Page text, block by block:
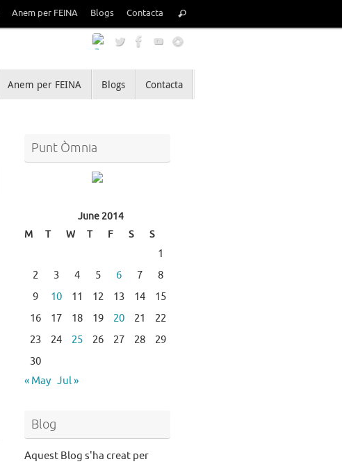
Anem per FEINA Blogs Contacta
for:
Search
Anem per FEINA Blogs Contacta
Punt Òmnia
June 2014
M
T W T F S S
1
2
3 4 5 6 7
8
9
10 11 12 13 14
15
16
17 18 19 20 21
22
23
24 25 26 27 28
29
30
« May Jul »
Blog
Aquest Blog s'ha creat per